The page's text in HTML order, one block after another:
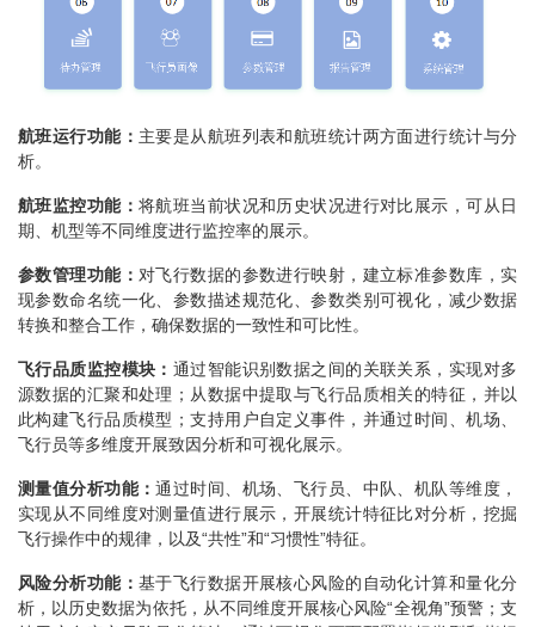
航班运行功能： 主要是从航班列表和航班统计两方面进行统计与分
析。
航班监控功能： 将航班当前状况和历史状况进行对比展示，可从日
期、机型等不同维度进行监控率的展示。
参数管理功能： 对飞行数据的参数进行映射，建立标准参数库，实
现参数命名统一化、参数描述规范化、参数类别可视化，减少数据
转换和整合工作，确保数据的一致性和可比性。
飞行品质监控模块： 通过智能识别数据之间的关联关系，实现对多
源数据的汇聚和处理；从数据中提取与飞行品质相关的特征，并以
此构建飞行品质模型；支持用户自定义事件，并通过时间、机场、
飞行员等多维度开展致因分析和可视化展示。
测量值分析功能：通过时间、机场、飞行员、中队、机队等维度，
实现从不同维度对测量值进行展示，开展统计特征比对分析，挖掘
飞行操作中的规律，以及“共性”和“习惯性”特征。
风险分析功能： 基于飞行数据开展核心风险的自动化计算和量化分
析，以历史数据为依托，从不同维度开展核心风险“全视角”预警；支